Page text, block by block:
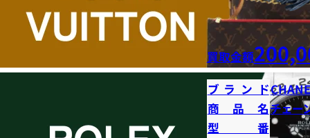
買取金額
ブランド
商品名チェー
型番